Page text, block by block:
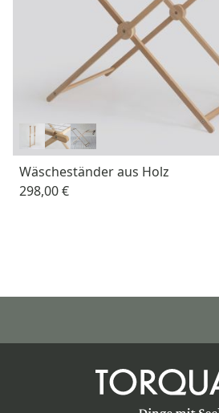
Wäscheständer aus Holz
298,00 €